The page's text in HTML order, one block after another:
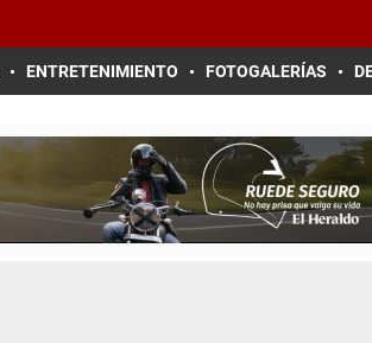
ENTRETENIMIENTO FOTOGALERÍAS